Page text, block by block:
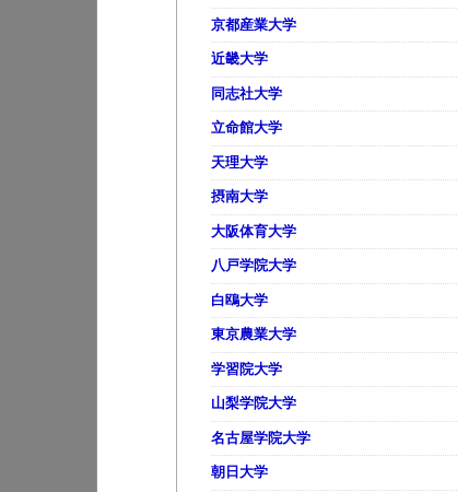
京都産業大学
近畿大学
同志社大学
立命館大学
天理大学
摂南大学
大阪体育大学
八戸学院大学
白鴎大学
東京農業大学
学習院大学
山梨学院大学
名古屋学院大学
朝日大学